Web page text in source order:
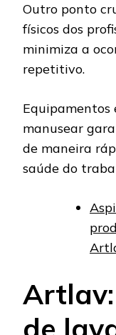
Outro ponto
físicos dos
minimiza a
repetitivo.
Equipamentos
manusear
de maneira
saúde do